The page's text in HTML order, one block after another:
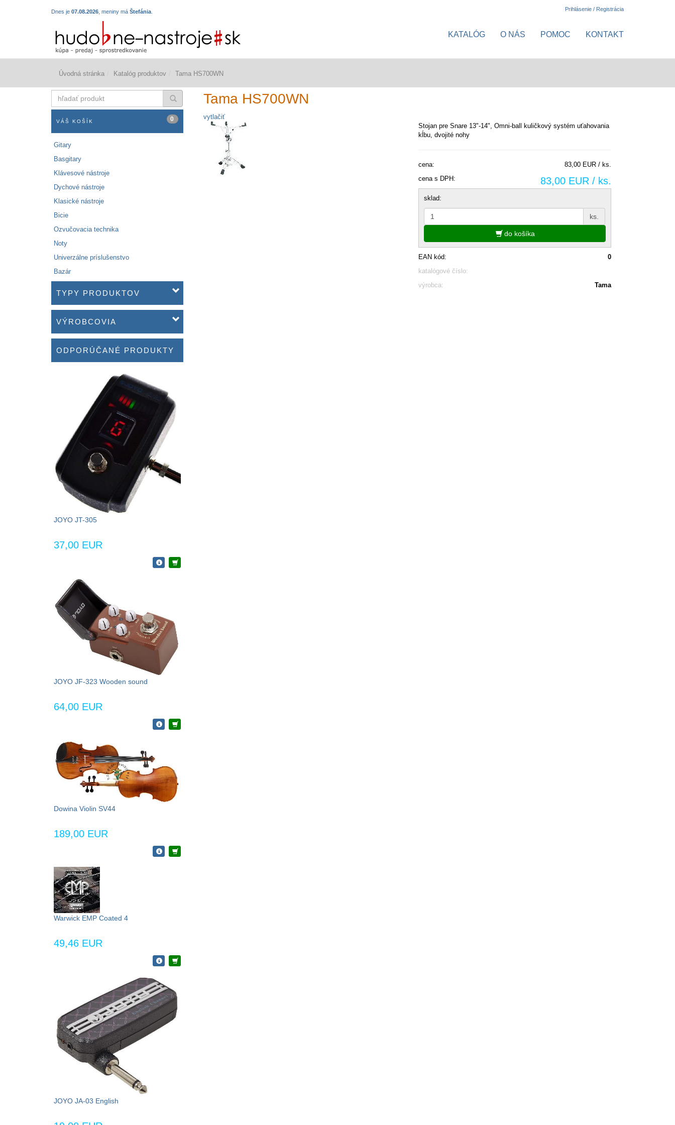
Dnes je 07.08.2026 , meniny má Štefánia Prihlásenie / Registrácia
KATALÓG O NÁS POMOC KONTAKT
Úvodná stránka Katalóg produktov Tama HS700WN
produkt
VÁŠ KOŠÍK 0
Gitary
Basgitary
Klávesové nástroje
Dychové nástroje
Klasické nástroje
Bicie
Ozvučovacia technika
Noty
Univerzálne príslušenstvo
Bazár
TYPY PRODUKTOV
VÝROBCOVIA
ODPORÚČANÉ PRODUKTY
JOYO JT-305
37,00 EUR
JOYO JF-323 Wooden sound
64,00 EUR
Dowina Violin SV44
189,00 EUR
Warwick EMP Coated 4
49,46 EUR
JOYO JA-03 English
Tama HS700WN
vytlačiť
Stojan pre Snare 13"-14", Omni-ball kuličkový systém uťahovania
kĺbu, dvojité nohy
cena:
83,00 EUR / ks.
cena s DPH:
83,00 EUR / ks.
sklad:
ks.
do košíka
EAN kód:
0
katalógové číslo:
výrobca:
Tama